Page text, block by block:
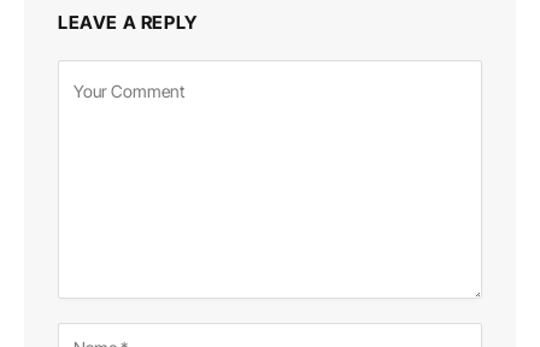
LEAVE A REPLY